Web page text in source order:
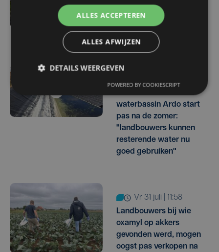
sommige percelen
verliezen we tot de helft
van de opbrengst"
Herstel lek in
waterbassin Ardo start
pas na de zomer:
"landbouwers kunnen
resterende water nu
goed gebruiken"
vr 31 juli | 11:58
Landbouwers bij wie
oxamyl op akkers
gevonden werd, mogen
oogst pas verkopen na
ALLES ACCEPTEREN
ALLES AFWIJZEN
DETAILS WEERGEVEN
POWERED BY COOKIESCRIPT